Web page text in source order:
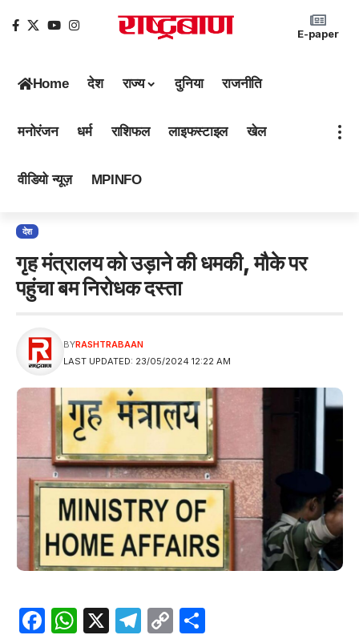
E-paper
Home देश राज्य दुनिया राजनीति
मनोरंजन धर्म राशिफल लाइफस्टाइल खेल
वीडियो न्यूज़ MPINFO
देश
गृह मंत्रालय को उड़ाने की धमकी, मौके पर
पहुंचा बम निरोधक दस्ता
LAST UPDATED: 23/05/2024 12:22 AM
BYRASHTRABAAN
Facebook
WhatsApp
X Telegram
Copy